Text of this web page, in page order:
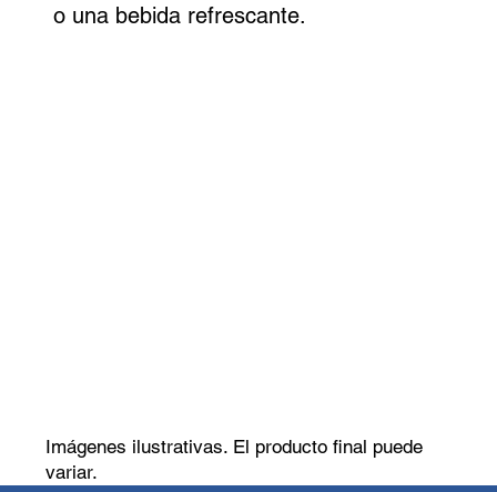
o una bebida refrescante.
Imágenes ilustrativas. El producto final puede
variar.